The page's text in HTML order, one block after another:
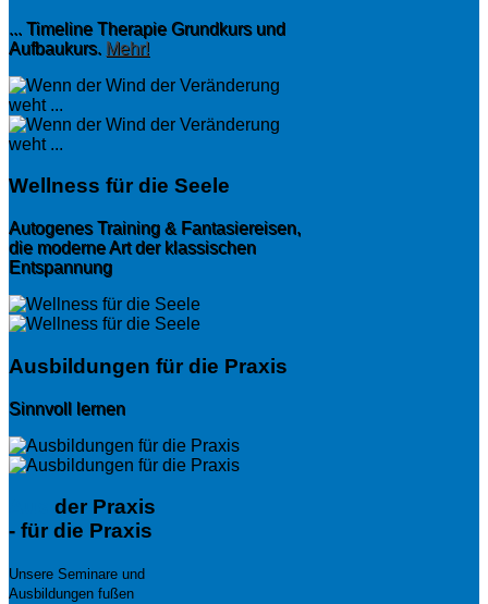
... Timeline Therapie Grundkurs und
Aufbaukurs. Mehr!
Wellness für die Seele
Autogenes Training & Fantasiereisen,
die moderne Art der klassischen
Entspannung
Ausbildungen für die Praxis
Sinnvoll lernen
der Praxis
- für die Praxis
Unsere Seminare und
Ausbildungen fußen